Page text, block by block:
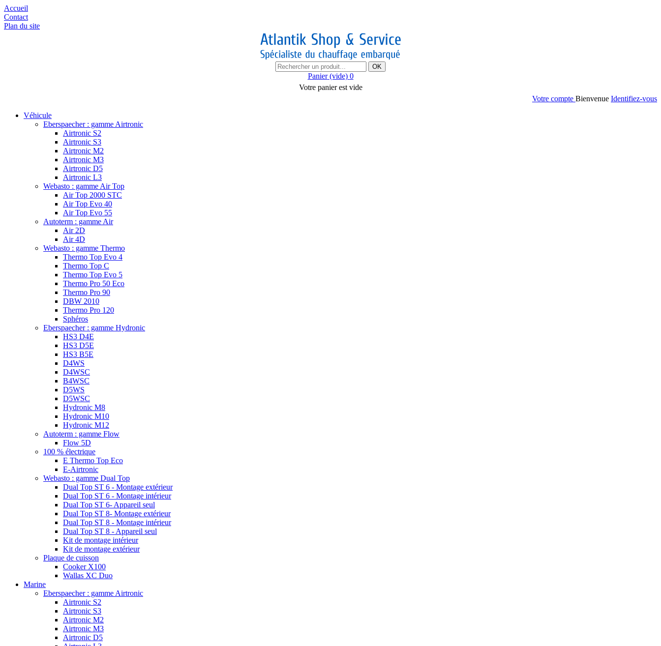
Accueil
Contact
Plan du site
OK
Panier (vide) 0
Votre panier est vide
Votre compte Bienvenue Identifiez-vous
Véhicule
Eberspaecher : gamme Airtronic
Airtronic S2
Airtronic S3
Airtronic M2
Airtronic M3
Airtronic D5
Airtronic L3
Webasto : gamme Air Top
Air Top 2000 STC
Air Top Evo 40
Air Top Evo 55
Autoterm : gamme Air
Air 2D
Air 4D
Webasto : gamme Thermo
Thermo Top Evo 4
Thermo Top C
Thermo Top Evo 5
Thermo Pro 50 Eco
Thermo Pro 90
DBW 2010
Thermo Pro 120
Sphéros
Eberspaecher : gamme Hydronic
HS3 D4E
HS3 D5E
HS3 B5E
D4WS
D4WSC
B4WSC
D5WS
D5WSC
Hydronic M8
Hydronic M10
Hydronic M12
Autoterm : gamme Flow
Flow 5D
100 % électrique
E Thermo Top Eco
E-Airtronic
Webasto : gamme Dual Top
Dual Top ST 6 - Montage extérieur
Dual Top ST 6 - Montage intérieur
Dual Top ST 6- Appareil seul
Dual Top ST 8- Montage extérieur
Dual Top ST 8 - Montage intérieur
Dual Top ST 8 - Appareil seul
Kit de montage intérieur
Kit de montage extérieur
Plaque de cuisson
Cooker X100
Wallas XC Duo
Marine
Eberspaecher : gamme Airtronic
Airtronic S2
Airtronic S3
Airtronic M2
Airtronic M3
Airtronic D5